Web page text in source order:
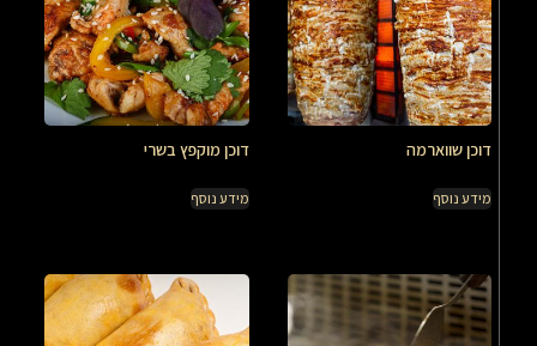
דוכן שווארמה
מידע נוסף
דוכן מוקפץ בשרי
מידע נוסף